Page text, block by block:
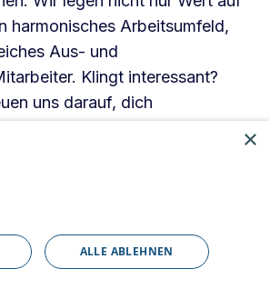
harmonisches Arbeitsumfeld,
Aus- und
Klingt interessant?
uns darauf, dich
×
ALLE ABLEHNEN